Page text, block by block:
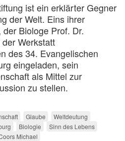
ist ein erklärter Gegner
der Welt. Eins ihrer
Biologe Prof. Dr.
Werkstatt
des 34. Evangelischen
eingeladen, sein
als Mittel zur
zu stellen.
Glaube
Weltdeutung
Biologie
Sinn des Lebens
Michael